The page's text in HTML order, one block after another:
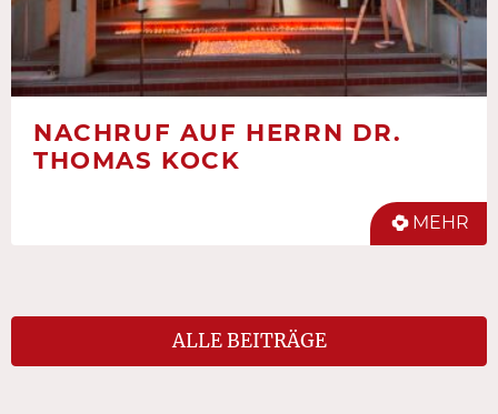
NACHRUF AUF HERRN DR.
THOMAS KOCK
MEHR
ALLE BEITRÄGE